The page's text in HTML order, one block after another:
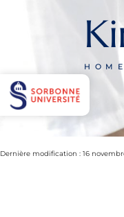
HOME
Dernière modification : 16